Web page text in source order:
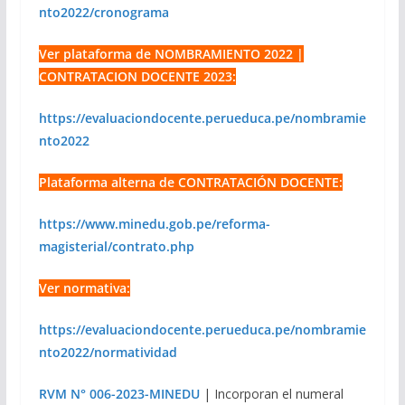
nto2022/cronograma
Ver plataforma de NOMBRAMIENTO 2022 |
CONTRATACION DOCENTE 2023:
https://evaluaciondocente.perueduca.pe/nombramie
nto2022
Plataforma alterna de CONTRATACIÓN DOCENTE:
https://www.minedu.gob.pe/reforma-
magisterial/contrato.php
Ver normativa:
https://evaluaciondocente.perueduca.pe/nombramie
nto2022/normatividad
RVM N° 006-2023-MINEDU| Incorporan el numeral